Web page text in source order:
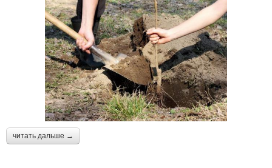
читать дальше →